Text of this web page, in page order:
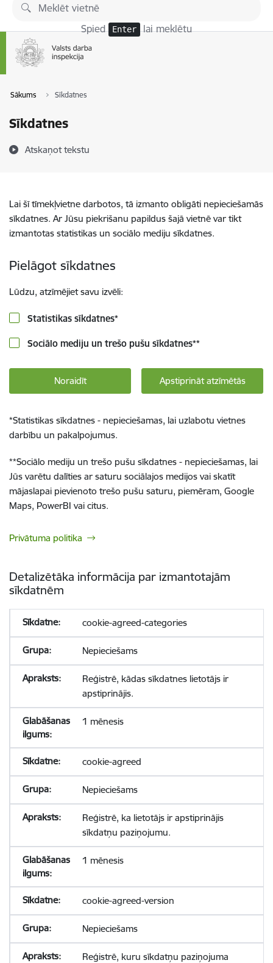
Pāriet uz lapas saturu
Spied Enter lai meklētu
Sākums Sīkdatnes
Sīkdatnes
Atskaņot tekstu
Lai šī tīmekļvietne darbotos, tā izmanto obligāti nepieciešamās
sīkdatnes. Ar Jūsu piekrišanu papildus šajā vietnē var tikt
izmantotas statistikas un sociālo mediju sīkdatnes.
Pielāgot sīkdatnes
Lūdzu, atzīmējiet savu izvēli:
Statistikas sīkdatnes*
Sociālo mediju un trešo pušu sīkdatnes**
Noraidīt Apstiprināt atzīmētās
*Statistikas sīkdatnes - nepieciešamas, lai uzlabotu vietnes
darbību un pakalpojumus.
**Sociālo mediju un trešo pušu sīkdatnes - nepieciešamas, lai
Jūs varētu dalīties ar saturu sociālajos medijos vai skatīt
mājaslapai pievienoto trešo pušu saturu, piemēram, Google
Maps, PowerBI vai citus.
Privātuma politika
Detalizētāka informācija par izmantotajām
sīkdatnēm
cookie-agreed-categories
Nepieciešams
Reģistrē, kādas sīkdatnes lietotājs ir
apstiprinājis.
1 mēnesis
cookie-agreed
Nepieciešams
Reģistrē, ka lietotājs ir apstiprinājis
sīkdatņu paziņojumu.
1 mēnesis
cookie-agreed-version
Nepieciešams
Reģistrē, kuru sīkdatņu paziņojuma